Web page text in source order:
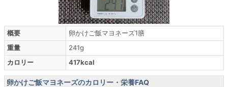
概要
卵かけご飯マヨネーズ1膳
重量
241g
カロリー
417kcal
卵かけご飯マヨネーズのカロリー・栄養FAQ